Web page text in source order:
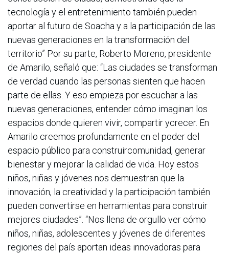
tecnología y el entretenimiento también pueden
aportar al futuro de Soacha y a la participación de las
nuevas generaciones en la transformación del
territorio” Por su parte, Roberto Moreno, presidente
de Amarilo, señaló que: “Las ciudades se transforman
de verdad cuando las personas sienten que hacen
parte de ellas. Y eso empieza por escuchar a las
nuevas generaciones, entender cómo imaginan los
espacios donde quieren vivir, compartir ycrecer. En
Amarilo creemos profundamente en el poder del
espacio público para construircomunidad, generar
bienestar y mejorar la calidad de vida. Hoy estos
niños, niñas y jóvenes nos demuestran que la
innovación, la creatividad y la participación también
pueden convertirse en herramientas para construir
mejores ciudades”. “Nos llena de orgullo ver cómo
niños, niñas, adolescentes y jóvenes de diferentes
regiones del país aportan ideas innovadoras para